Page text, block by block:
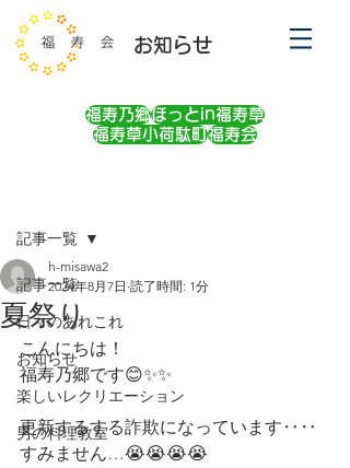
お知らせ
福寿乃郷ほっとin福寿草
福寿草小荷駄町福寿会
記事一覧
日々のあれこれ
お知らせ
楽しいレクリエーション
男の料理教室
記事一覧
夏祭り
h-misawa2
2024年8月7日 読了時間: 1分
こんにちは！
福寿乃郷です😊✨✨
更新するする詐欺になっています‥‥
すみません…😭😭😭😭